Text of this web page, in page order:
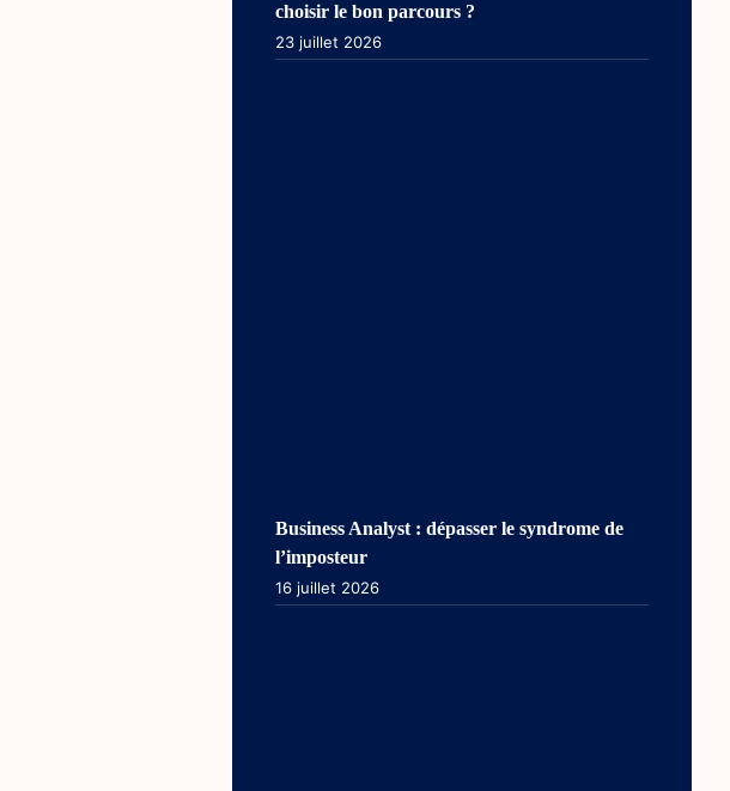
choisir le bon parcours ?
23 juillet 2026
Business Analyst : dépasser le syndrome de
l’imposteur
16 juillet 2026